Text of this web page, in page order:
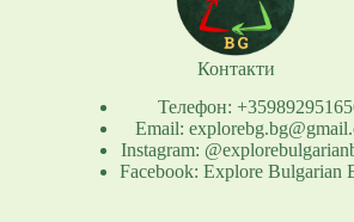
Контакти
Телефон:
Email:
Instagram:
Facebook: Explore Bulgarian